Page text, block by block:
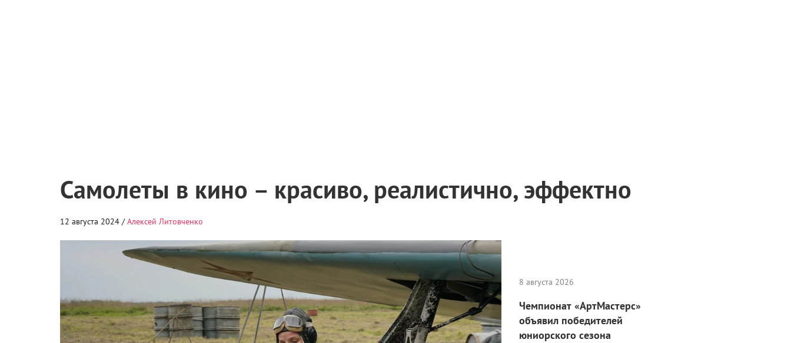
Самолеты в кино – красиво, реалистично, эффектно
12 августа 2024 /Алексей Литовченко
8 августа 2026
Чемпионат «АртМастерс»
объявил победителей
юниорского сезона